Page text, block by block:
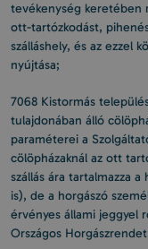
tevékenység keretében
ott-tartózkodást,
szálláshely, és az ezzel
nyújtása;
7068 Kistormás
tulajdonában álló
paraméterei a
cölöpházaknál az ott
szállás ára tartalmazza
is), de a horgászó
érvényes állami jeggyel
Országos